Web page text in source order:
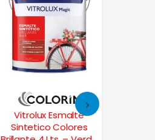
Vitrolux Esmalte
Sintetico Colores